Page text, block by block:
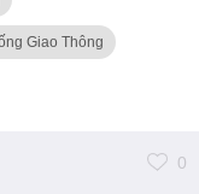
Giao Thông
0